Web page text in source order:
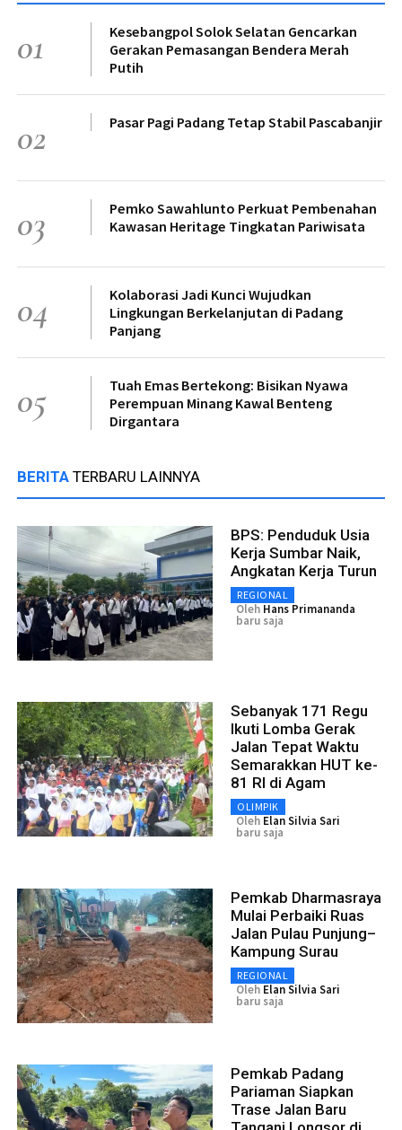
01
Kesebangpol Solok Selatan Gencarkan
Gerakan Pemasangan Bendera Merah
Putih
02 Pasar Pagi Padang Tetap Stabil Pascabanjir
03
Pemko Sawahlunto Perkuat Pembenahan
Kawasan Heritage Tingkatan Pariwisata
04
Kolaborasi Jadi Kunci Wujudkan
Lingkungan Berkelanjutan di Padang
Panjang
05
Tuah Emas Bertekong: Bisikan Nyawa
Perempuan Minang Kawal Benteng
Dirgantara
BERITA TERBARU LAINNYA
BPS: Penduduk Usia
Kerja Sumbar Naik,
Angkatan Kerja Turun
REGIONAL
Oleh Hans Primananda
baru saja
Sebanyak 171 Regu
Ikuti Lomba Gerak
Jalan Tepat Waktu
Semarakkan HUT ke-
81 RI di Agam
OLIMPIK
Oleh Elan Silvia Sari
baru saja
Pemkab Dharmasraya
Mulai Perbaiki Ruas
Jalan Pulau Punjung–
Kampung Surau
REGIONAL
Oleh Elan Silvia Sari
baru saja
Pemkab Padang
Pariaman Siapkan
Trase Jalan Baru